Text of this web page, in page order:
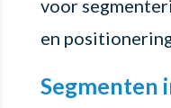
voor
en
Segmenten